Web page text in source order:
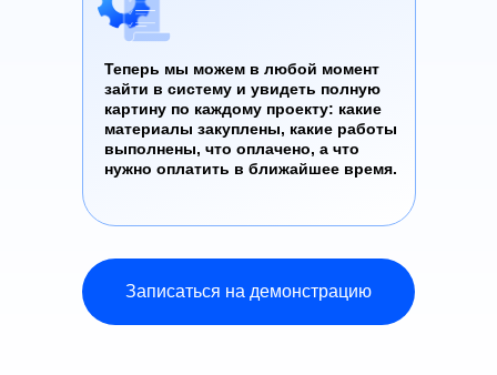
Теперь мы можем в любой момент
зайти в систему и увидеть полную
картину по каждому проекту: какие
материалы закуплены, какие работы
выполнены, что оплачено, а что
нужно оплатить в ближайшее время.
Записаться на демонстрацию